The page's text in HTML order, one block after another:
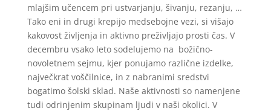
mlajšim učencem pri ustvarjanju, šivanju, rezanju, …
Tako eni in drugi krepijo medsebojne vezi, si višajo
kakovost življenja in aktivno preživljajo prosti čas. V
decembru vsako leto sodelujemo na božično-
novoletnem sejmu, kjer ponujamo različne izdelke,
največkrat voščilnice, in z nabranimi sredstvi
bogatimo šolski sklad. Naše aktivnosti so namenjene
tudi odrinjenim skupinam ljudi v naši okolici. V